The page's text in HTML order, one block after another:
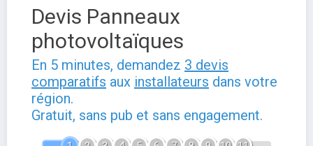
Devis Panneaux
photovoltaïques
En 5 minutes, demandez 3 devis
comparatifs aux installateurs dans votre
région.
Gratuit, sans pub et sans engagement.